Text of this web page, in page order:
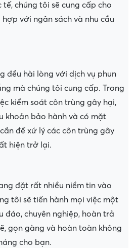
chúng tôi sẽ cung cấp cho
với ngân sách và nhu cầu
đều hài lòng với dịch vụ phun
mà chúng tôi cung cấp. Trong
kiểm soát côn trùng gây hại,
khoản bảo hành và có mặt
để xứ lý các côn trùng gây
hiện trở lại.
đặt rất nhiều niềm tin vào
tôi sẽ tiến hành mọi việc một
đáo, chuyên nghiệp, hoàn trả
gọn gàng và hoàn toàn không
cho bạn.